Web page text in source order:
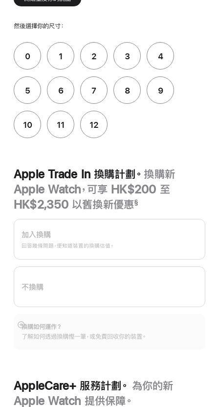
然後選擇你的尺寸：
0 1 2 3 4
5 6 7 8 9
10 11 12
Apple Trade In 換購計劃。 換購新
Apple Watch，可享 HK$200 至
HK$2,350 以舊換新優惠
腳
§
Apple
Trade
換
購
劃。
加入換購
回答幾條問題，便知道裝置的換購估值。
不換購
換購如何運作？
了解如何透過換購慳一筆，或免費回收你的裝置。
顯
示
AppleCare+ 服務計劃。 為你的新
Apple Watch 提供保障。